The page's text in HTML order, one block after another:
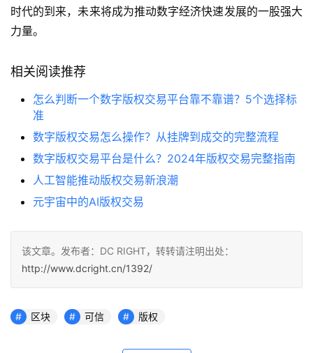
时代的到来，未来将成为推动数字经济快速发展的一股强大
力量。
相关阅读推荐
怎么判断一个数字版权交易平台靠不靠谱？5个选择标
准
数字版权交易怎么操作？从挂牌到成交的完整流程
数字版权交易平台是什么？2024年版权交易完整指南
人工智能推动版权交易新浪潮
元宇宙中的AI版权交易
该文章。发布者：DC RIGHT，转转请注明出处：
http://www.dcright.cn/1392/
区块 可信 版权